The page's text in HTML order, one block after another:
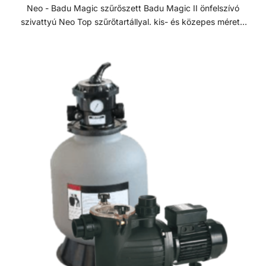
Neo - Badu Magic szűrőszett Badu Magic II önfelszívó
szivattyú Neo Top szűrőtartállyal. kis- és közepes méretű
energiahatékonyság és a kiemelkedő víztisztaság ideális
kombinációját kínálják. A szűrőméretek, szivattyúk és
tartozékok széles választéka lehetővé teszi, hogy az
medencéhez legjobban illeszkedő rendszert válasszuk. A
szűrőrendszereket gyors összeszerelésre és az
alkatrészek precíz összhangolt működésre tervezték. A
szivattyúk és szűrők teljesítménye a maximális áramlás és
energiahatékonyság érdekében van összehangolva. A
érdekében. Badu Magic II szivattyú Lakossági szegmens
számára fejlesztett önfelszívó, monoblokkos, keringető
szivattyú beépített előszűrővel kis és közepes méretű
medencékhez. Nagy hatásfokú megbízható német
szivattyú márka földfelszín feletti medencékhez. Sósvizes
rendszerekhez is telepíthető, max 5 g/l só koncentrációig.